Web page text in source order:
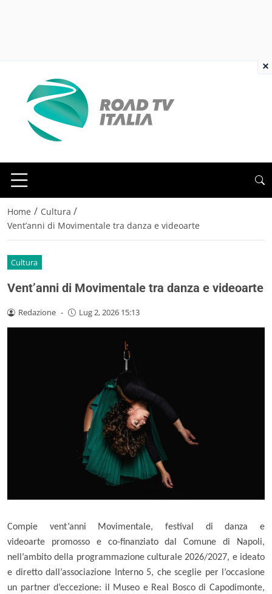
Home / Cultura /
Vent’anni di Movimentale tra danza e videoarte
Cultura
Vent’anni di Movimentale tra danza e videoarte
Redazione - Lug 2, 2026 15:13
Compie vent’anni Movimentale, festival di danza e
videoarte promosso e co-finanziato dalComune di Napoli,
nell’ambito della programmazione culturale 2026/2027, e ideato
e diretto dall’associazione
Interno 5, che sceglie per l’occasione
un partner d’eccezione: il
Museo e Real Bosco di Capodimonte,
×